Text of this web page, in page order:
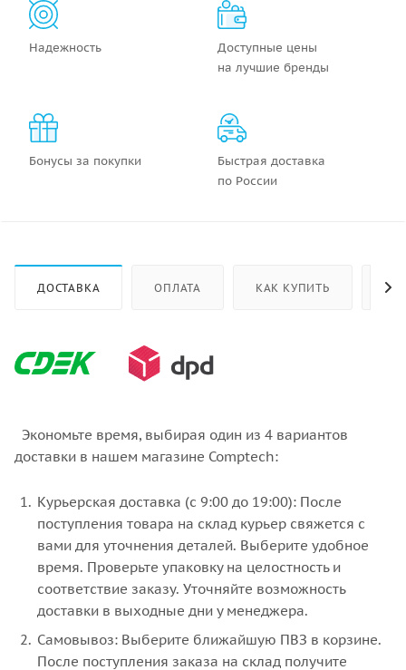
Надежность
Доступные цены
на лучшие бренды
Бонусы за покупки
Быстрая доставка
по России
ДОСТАВКА ОПЛАТА КАК КУПИТЬ
Экономьте время, выбирая один из 4 вариантов
доставки в нашем магазине Comptech:
Курьерская доставка (с 9:00 до 19:00): После
поступления товара на склад курьер свяжется с
вами для уточнения деталей. Выберите удобное
время. Проверьте упаковку на целостность и
соответствие заказу. Уточняйте возможность
доставки в выходные дни у менеджера.
Самовывоз: Выберите ближайшую ПВЗ в корзине.
После поступления заказа на склад получите